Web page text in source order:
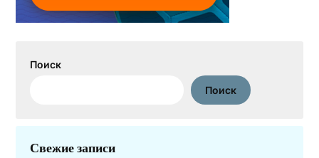
Поиск
Поиск
Свежие записи